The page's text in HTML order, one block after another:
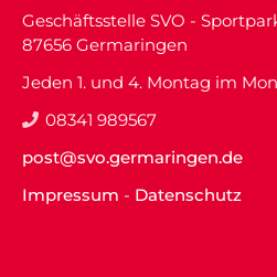
Geschäftsstelle SVO -
87656 Germaringen
Jeden 1. und 4. Montag im
08341 989567
post@svo.germaringen.de
Impressum - Datenschutz